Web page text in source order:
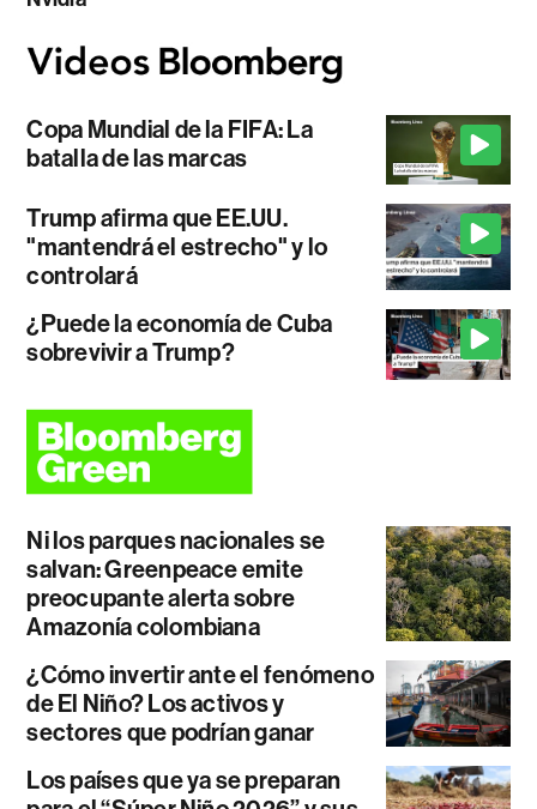
Copa Mundial de la FIFA: La
batalla de las marcas
Trump afirma que EE.UU.
"mantendrá el estrecho" y lo
controlará
¿Puede la economía de Cuba
sobrevivir a Trump?
Ni los parques nacionales se
salvan: Greenpeace emite
preocupante alerta sobre
Amazonía colombiana
¿Cómo invertir ante el fenómeno
de El Niño? Los activos y
sectores que podrían ganar
Los países que ya se preparan